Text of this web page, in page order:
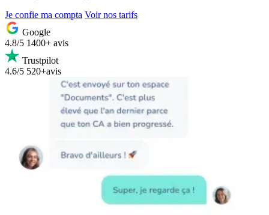
Je confie ma compta Voir nos tarifs
Google
4.8/5 1400+ avis
Trustpilot
4.6/5 520+avis